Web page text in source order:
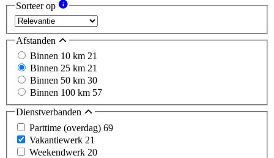
Sorteer op
Afstanden
Binnen 10 km 21
Binnen 25 km 21
Binnen 50 km 30
Binnen 100 km 57
Dienstverbanden
Parttime (overdag) 69
Vakantiewerk 21
Weekendwerk 20